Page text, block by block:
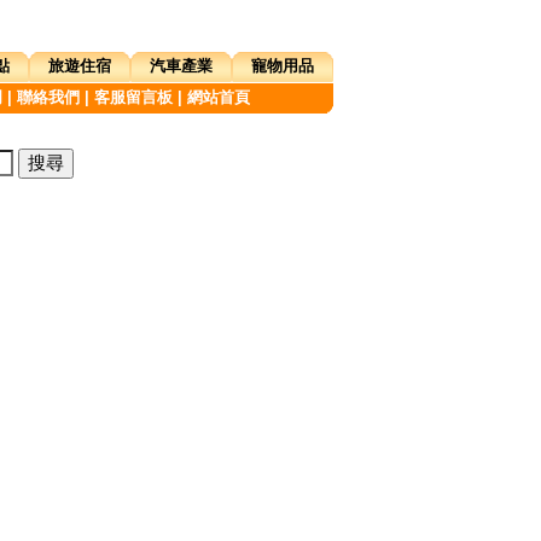
旅遊住宿 汽車產業
寵物用品
聯絡我們 客服留言板| 網站首頁